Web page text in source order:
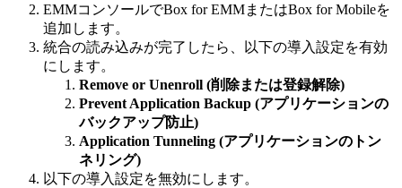
EMMコンソールでBox for EMMまたはBox for Mobileを
追加します。
統合の読み込みが完了したら、以下の導入設定を有効
にします。
Remove or Unenroll (削除または登録解除)
Prevent Application Backup (アプリケーションの
バックアップ防止)
Application Tunneling (アプリケーションのトン
ネリング)
以下の導入設定を無効にします。